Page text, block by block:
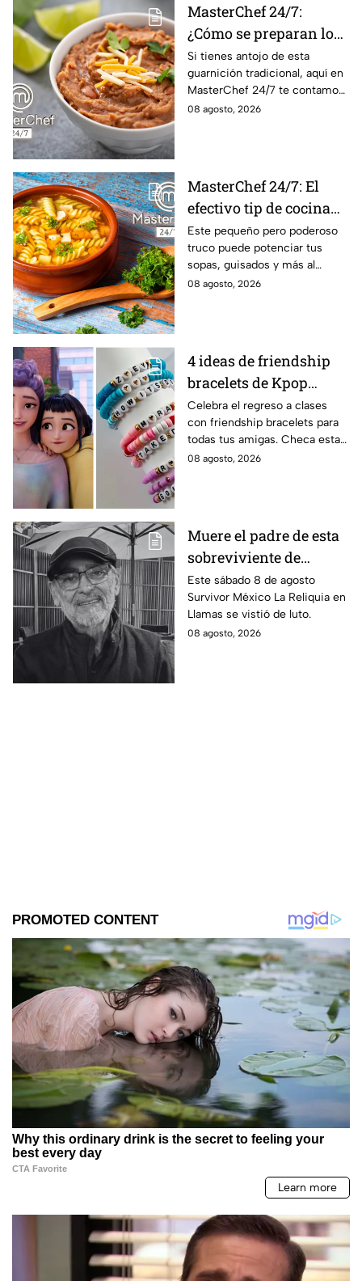
MasterChef 24/7:
¿Cómo se preparan los
frijoles puercos estilo
Sonora?
Si tienes antojo de esta
guarnición tradicional, aquí en
MasterChef 24/7 te contamos
la receta.
08 agosto, 2026
MasterChef 24/7: El
efectivo tip de cocina
de las abuelas para
darle sabor extra al
caldillo
Este pequeño pero poderoso
truco puede potenciar tus
sopas, guisados y más al
máximo.
08 agosto, 2026
4 ideas de friendship
bracelets de Kpop
Demon Hunters para
intercambiar con tus
mejores amigas este
regreso a clases
Celebra el regreso a clases
con friendship bracelets para
todas tus amigas. Checa estas
4 ideas inspiradas en Kpop
08 agosto, 2026
Muere el padre de esta
sobreviviente de
Survivor México La
Reliquia en Llamas
Este sábado 8 de agosto
Survivor México La Reliquia en
Llamas se vistió de luto.
08 agosto, 2026